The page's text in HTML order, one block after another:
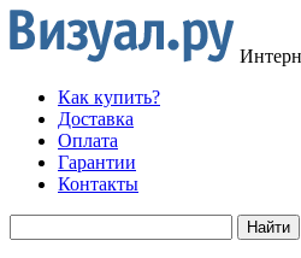
Как купить?
Доставка
Оплата
Гарантии
Контакты